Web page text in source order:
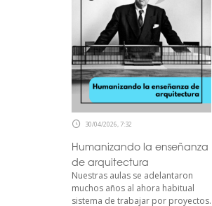
30/04/2026, 7:32
Humanizando la enseñanza
de arquitectura
Nuestras aulas se adelantaron
muchos años al ahora habitual
sistema de trabajar por proyectos.